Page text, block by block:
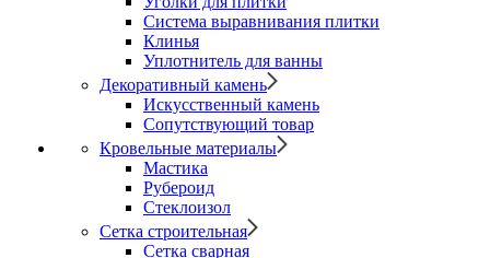
Система выравнивания плитки
Клинья
Уплотнитель для ванны
Декоративный камень
Искусственный камень
Сопутствующий товар
Кровельные материалы
Мастика
Рубероид
Стеклоизол
Сетка строительная
Сетка сварная